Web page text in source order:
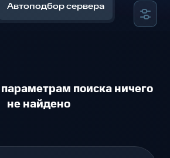
Автоподбор сервера
поиска ничего
не найдено